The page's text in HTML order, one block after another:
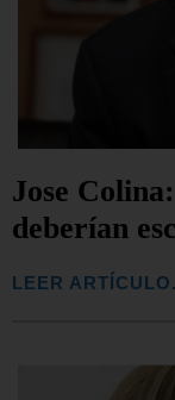
Jose
deberían
LEER